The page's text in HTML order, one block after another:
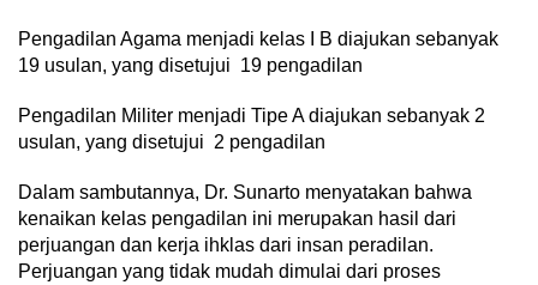
Pengadilan Agama menjadi kelas I B diajukan sebanyak
19 usulan, yang disetujui 19 pengadilan
Pengadilan Militer menjadi Tipe A diajukan sebanyak 2
usulan, yang disetujui 2 pengadilan
Dalam sambutannya, Dr. Sunarto menyatakan bahwa
kenaikan kelas pengadilan ini merupakan hasil dari
perjuangan dan kerja ihklas dari insan peradilan.
Perjuangan yang tidak mudah dimulai dari proses